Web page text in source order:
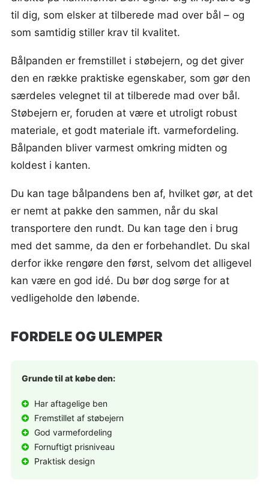
til dig, som elsker at tilberede mad over bål – og
som samtidig stiller krav til kvalitet.
Bålpanden er fremstillet i støbejern, og det giver
den en række praktiske egenskaber, som gør den
særdeles velegnet til at tilberede mad over bål.
Støbejern er, foruden at være et utroligt robust
materiale, et godt materiale ift. varmefordeling.
Bålpanden bliver varmest omkring midten og
koldest i kanten.
Du kan tage bålpandens ben af, hvilket gør, at det
er nemt at pakke den sammen, når du skal
transportere den rundt. Du kan tage den i brug
med det samme, da den er forbehandlet. Du skal
derfor ikke rengøre den først, selvom det alligevel
kan være en god idé. Du bør dog sørge for at
vedligeholde den løbende.
FORDELE OG ULEMPER
Grunde til at købe den:
Har aftagelige ben
Fremstillet af støbejern
God varmefordeling
Fornuftigt prisniveau
Praktisk design